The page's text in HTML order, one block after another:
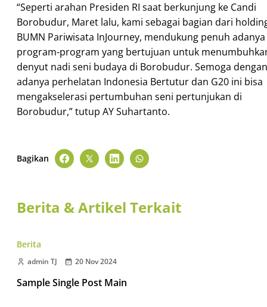
“Seperti arahan Presiden RI saat berkunjung ke Candi
Borobudur, Maret lalu, kami sebagai bagian dari
BUMN Pariwisata InJourney, mendukung penuh adanya
program-program yang bertujuan untuk
denyut nadi seni budaya di Borobudur. Semoga dengan
adanya perhelatan Indonesia Bertutur dan G20 ini bisa
mengakselerasi pertumbuhan seni pertunjukan di
Borobudur,” tutup AY Suhartanto.
Bagikan
Berita & Artikel Terkait
Berita
admin TJ 20 Nov 2024
Sample Single Post Main